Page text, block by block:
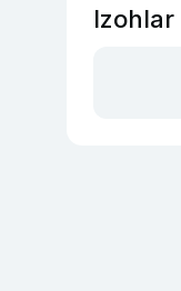
Izohlar